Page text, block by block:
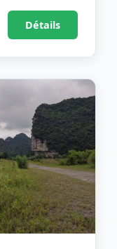
Détails